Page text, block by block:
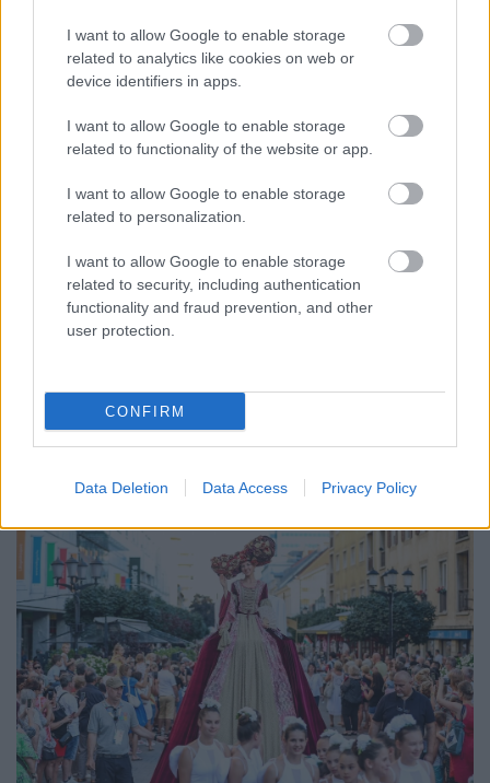
I want to allow Google to enable storage
related to analytics like cookies on web or
device identifiers in apps.
I want to allow Google to enable storage
related to functionality of the website or app.
I want to allow Google to enable storage
related to personalization.
I want to allow Google to enable storage
related to security, including authentication
functionality and fraud prevention, and other
user protection.
CONFIRM
Data Deletion Data Access Privacy Policy
A GYŐRI AUDI ETO KC PÉNTEKI FELKÉSZÜLÉSI
MÉRKŐZÉSE
Az energiaellátás tehermentesítése érdekében másfél órával